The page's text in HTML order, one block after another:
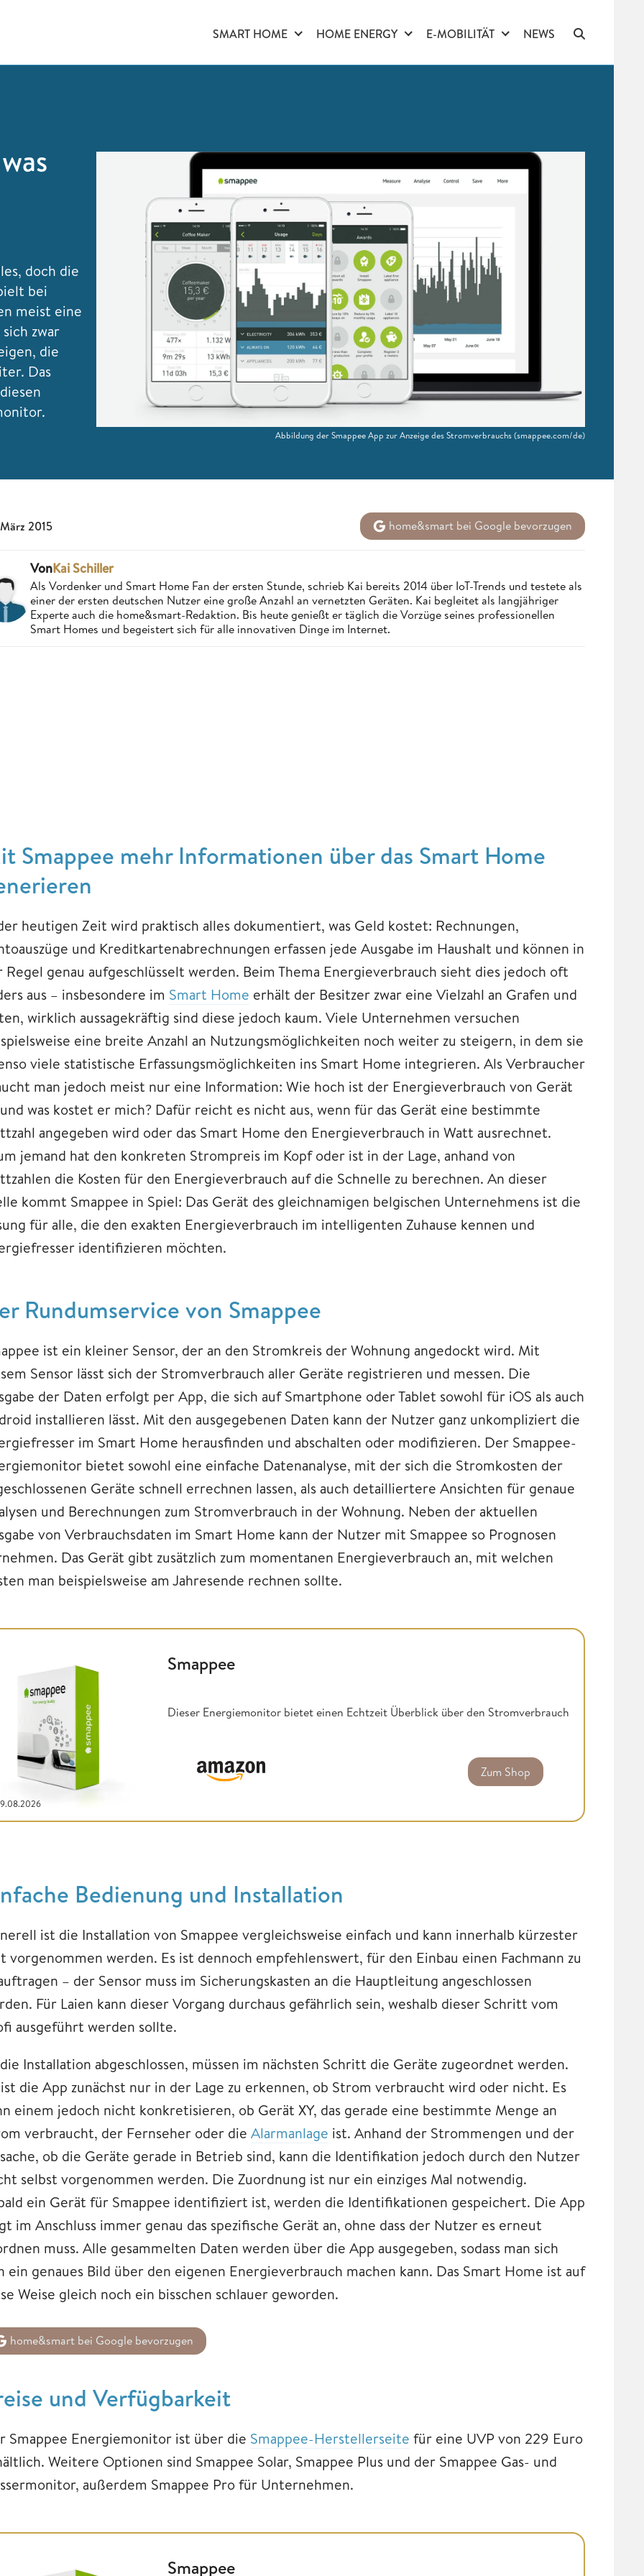
SMART HOME HOME ENERGY E-MOBILITÄT NEWS
doch die
bei
meist eine
zwar
die
Das
Abbildung der Smappee App zur Anzeige des Stromverbrauchs(smappee.com/de)
2015 home&smart bei Google bevorzugen
VonKai Schiller
Als Vordenker und Smart Home Fan der ersten Stunde, schrieb Kai bereits 2014 über IoT-Trends und testete als
einer der ersten deutschen Nutzer eine große Anzahl an vernetzten Geräten. Kai begleitet als langjähriger
Experte auch die home&smart-Redaktion. Bis heute genießt er täglich die Vorzüge seines professionellen
Smart Homes und begeistert sich für alle innovativen Dinge im Internet.
Smappee mehr Informationen über das Smart Home
heutigen Zeit wird praktisch alles dokumentiert, was Geld kostet: Rechnungen,
und Kreditkartenabrechnungen erfassen jede Ausgabe im Haushalt und können in
Regel genau aufgeschlüsselt werden. Beim Thema Energieverbrauch sieht dies jedoch oft
aus – insbesondere im Smart Home erhält der Besitzer zwar eine Vielzahl an Grafen und
wirklich aussagekräftig sind diese jedoch kaum. Viele Unternehmen versuchen
eine breite Anzahl an Nutzungsmöglichkeiten noch weiter zu steigern, in dem sie
viele statistische Erfassungsmöglichkeiten ins Smart Home integrieren. Als Verbraucher
man jedoch meist nur eine Information: Wie hoch ist der Energieverbrauch von Gerät
und was kostet er mich? Dafür reicht es nicht aus, wenn für das Gerät eine bestimmte
angegeben wird oder das Smart Home den Energieverbrauch in Watt ausrechnet.
jemand hat den konkreten Strompreis im Kopf oder ist in der Lage, anhand von
die Kosten für den Energieverbrauch auf die Schnelle zu berechnen. An dieser
kommt Smappee in Spiel: Das Gerät des gleichnamigen belgischen Unternehmens ist die
für alle, die den exakten Energieverbrauch im intelligenten Zuhause kennen und
identifizieren möchten.
Rundumservice von Smappee
ist ein kleiner Sensor, der an den Stromkreis der Wohnung angedockt wird. Mit
Sensor lässt sich der Stromverbrauch aller Geräte registrieren und messen. Die
der Daten erfolgt per App, die sich auf Smartphone oder Tablet sowohl für iOS als auch
installieren lässt. Mit den ausgegebenen Daten kann der Nutzer ganz unkompliziert die
im Smart Home herausfinden und abschalten oder modifizieren. Der Smappee-
bietet sowohl eine einfache Datenanalyse, mit der sich die Stromkosten der
Geräte schnell errechnen lassen, als auch detailliertere Ansichten für genaue
und Berechnungen zum Stromverbrauch in der Wohnung. Neben der aktuellen
von Verbrauchsdaten im Smart Home kann der Nutzer mit Smappee so Prognosen
Das Gerät gibt zusätzlich zum momentanen Energieverbrauch an, mit welchen
man beispielsweise am Jahresende rechnen sollte.
Smappee
Dieser Energiemonitor bietet einen Echtzeit Überblick über den Stromverbrauch
Zum Shop
Bedienung und Installation
ist die Installation von Smappee vergleichsweise einfach und kann innerhalb kürzester
vorgenommen werden. Es ist dennoch empfehlenswert, für den Einbau einen Fachmann zu
– der Sensor muss im Sicherungskasten an die Hauptleitung angeschlossen
Für Laien kann dieser Vorgang durchaus gefährlich sein, weshalb dieser Schritt vom
ausgeführt werden sollte.
Installation abgeschlossen, müssen im nächsten Schritt die Geräte zugeordnet werden.
die App zunächst nur in der Lage zu erkennen, ob Strom verbraucht wird oder nicht. Es
einem jedoch nicht konkretisieren, ob Gerät XY, das gerade eine bestimmte Menge an
verbraucht, der Fernseher oder die Alarmanlage ist. Anhand der Strommengen und der
ob die Geräte gerade in Betrieb sind, kann die Identifikation jedoch durch den Nutzer
selbst vorgenommen werden. Die Zuordnung ist nur ein einziges Mal notwendig.
ein Gerät für Smappee identifiziert ist, werden die Identifikationen gespeichert. Die App
im Anschluss immer genau das spezifische Gerät an, ohne dass der Nutzer es erneut
muss. Alle gesammelten Daten werden über die App ausgegeben, sodass man sich
ein genaues Bild über den eigenen Energieverbrauch machen kann. Das Smart Home ist auf
Weise gleich noch ein bisschen schlauer geworden.
home&smart bei Google bevorzugen
und Verfügbarkeit
Smappee Energiemonitor ist über die Smappee-Herstellerseite für eine UVP von 229 Euro
Weitere Optionen sind Smappee Solar, Smappee Plus und der Smappee Gas- und
außerdem Smappee Pro für Unternehmen.
Smappee